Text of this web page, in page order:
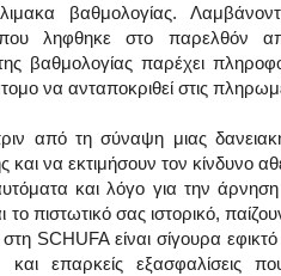
βαθμολογίας.
ληφθηκε στο παρελθόν
βαθμολογίας παρέχει
να ανταποκριθεί στις
από τη σύναψη μιας
και να εκτιμήσουν τον κίνδυνο
και λόγο για την
πιστωτικό σας ιστορικό,
SCHUFA είναι σίγουρα
επαρκείς εξασφαλίσεις